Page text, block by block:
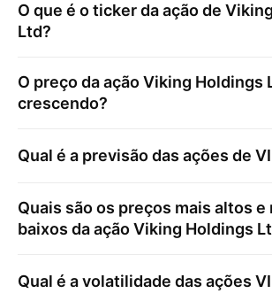
O que é o ticker da ação de
Ltd?
O preço da açãoViking Holdings
crescendo?
Qual é a previsão das ações de
Quais são os preços mais altos e
baixos da açãoViking Holdings
Qual é a volatilidade das ações